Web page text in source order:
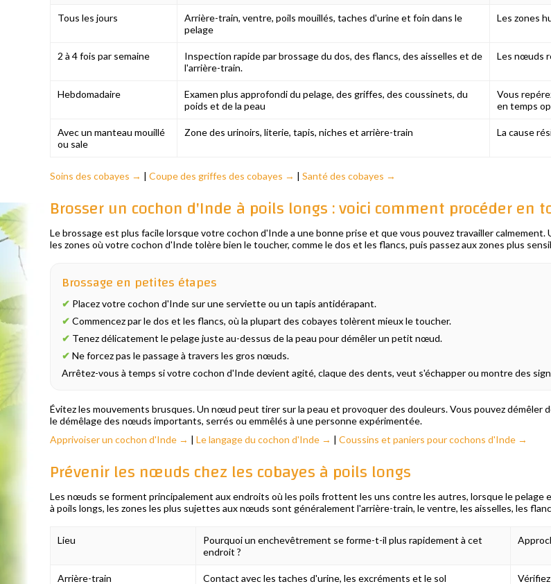
Tous les jours
Arrière-train, ventre, poils mouillés, taches d'urine et foin dans le
pelage
Les zones
2 à 4 fois par semaine
Inspection rapide par brossage du dos, des flancs, des aisselles et de
l'arrière-train.
Les nœuds
Hebdomadaire
Examen plus approfondi du pelage, des griffes, des coussinets, du
poids et de la peau
Vous
en temps
Avec un manteau mouillé
ou sale
Zone des urinoirs, literie, tapis, niches et arrière-train La cause
Soins des cobayes → | Coupe des griffes des cobayes → | Santé des cobayes →
Brosser un cochon d'Inde à poils longs : voici comment procéder en
Le brossage est plus facile lorsque votre cochon d'Inde a une bonne prise et que vous pouvez travailler
les zones où votre cochon d'Inde tolère bien le toucher, comme le dos et les flancs, puis passez aux zones plus
Brossage en petites étapes
✔ Placez votre cochon d'Inde sur une serviette ou un tapis antidérapant.
✔ Commencez par le dos et les flancs, où la plupart des cobayes tolèrent mieux le toucher.
✔ Tenez délicatement le pelage juste au-dessus de la peau pour démêler un petit nœud.
✔ Ne forcez pas le passage à travers les gros nœuds.
Arrêtez-vous à temps si votre cochon d'Inde devient agité, claque des dents, veut s'échapper ou montre des
Évitez les mouvements brusques. Un nœud peut tirer sur la peau et provoquer des douleurs. Vous pouvez
le démêlage des nœuds importants, serrés ou emmêlés à une personne expérimentée.
Apprivoiser un cochon d'Inde → | Le langage du cochon d'Inde → | Coussins et paniers pour cochons d'Inde →
Prévenir les nœuds chez les cobayes à poils longs
Les nœuds se forment principalement aux endroits où les poils frottent les uns contre les autres, lorsque le pelage
à poils longs, les zones les plus sujettes aux nœuds sont généralement l'arrière-train, le ventre, les aisselles, les
Lieu
Pourquoi un enchevêtrement se forme-t-il plus rapidement à cet
endroit ?
Arrière-train Contact avec les taches d'urine, les excréments et le sol